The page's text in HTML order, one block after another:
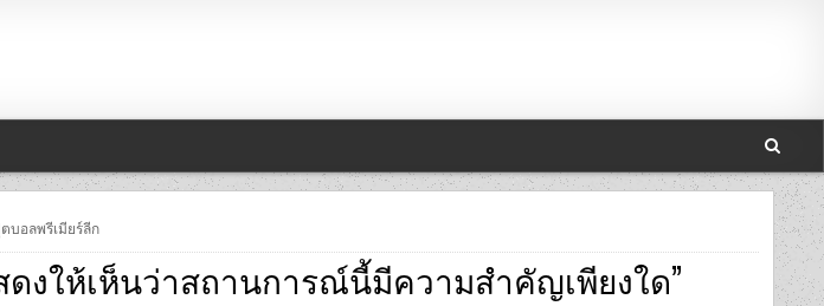
บอลพรีเมียร์ลีก
งให้เห็นว่าสถานการณ์นี้มีความสำคัญเพียงใด”